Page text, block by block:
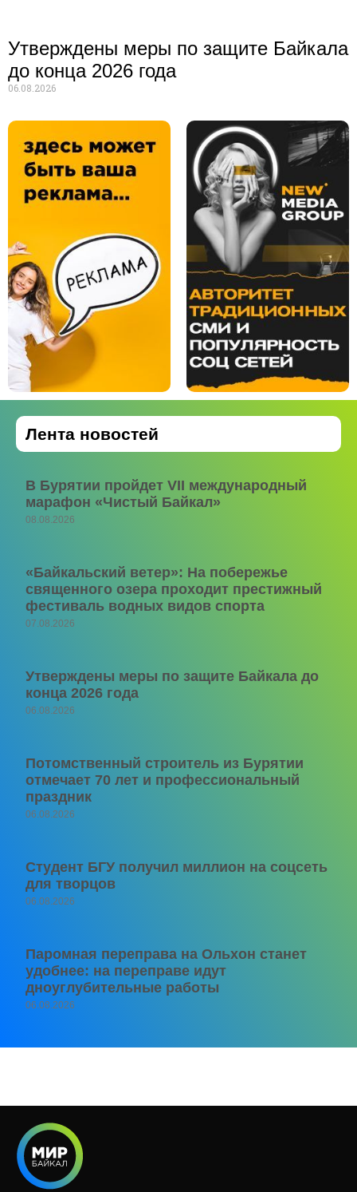
Утверждены меры по защите Байкала
до конца 2026 года
06.08.2026
Лента новостей
В Бурятии пройдет VII международный
марафон «Чистый Байкал»
08.08.2026
«Байкальский ветер»: На побережье
священного озера проходит престижный
фестиваль водных видов спорта
07.08.2026
Утверждены меры по защите Байкала до
конца 2026 года
06.08.2026
Потомственный строитель из Бурятии
отмечает 70 лет и профессиональный
праздник
06.08.2026
Студент БГУ получил миллион на соцсеть
для творцов
06.08.2026
Паромная переправа на Ольхон станет
удобнее: на переправе идут
дноуглубительные работы
06.08.2026